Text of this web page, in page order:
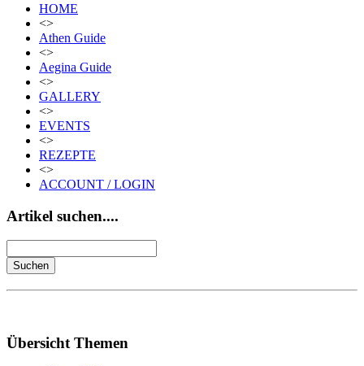
HOME
<>
Athen Guide
<>
Aegina Guide
<>
GALLERY
<>
EVENTS
<>
REZEPTE
<>
ACCOUNT / LOGIN
Artikel suchen....
Übersicht Themen